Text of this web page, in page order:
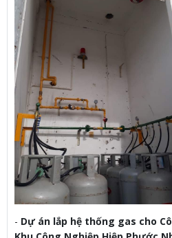
- Dự án lắp hệ thống gas cho